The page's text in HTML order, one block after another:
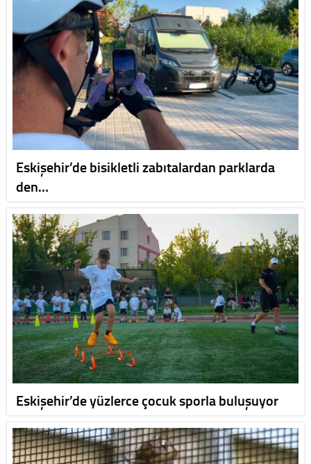
Eskişehir’de bisikletli zabıtalardan parklarda
den…
Eskişehir’de yüzlerce çocuk sporla buluşuyor